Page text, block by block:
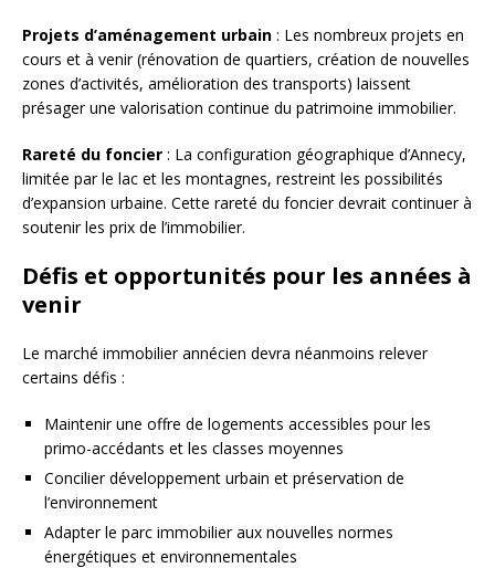
Projets d’aménagement urbain : Les nombreux projets en
cours et à venir (rénovation de quartiers, création de nouvelles
zones d’activités, amélioration des transports) laissent
présager une valorisation continue du patrimoine immobilier.
Rareté du foncier : La configuration géographique d’Annecy,
limitée par le lac et les montagnes, restreint les possibilités
d’expansion urbaine. Cette rareté du foncier devrait continuer à
soutenir les prix de l’immobilier.
Défis et opportunités pour les années à
venir
Le marché immobilier annécien devra néanmoins relever
certains défis :
Maintenir une offre de logements accessibles pour les
primo-accédants et les classes moyennes
Concilier développement urbain et préservation de
l’environnement
Adapter le parc immobilier aux nouvelles normes
énergétiques et environnementales